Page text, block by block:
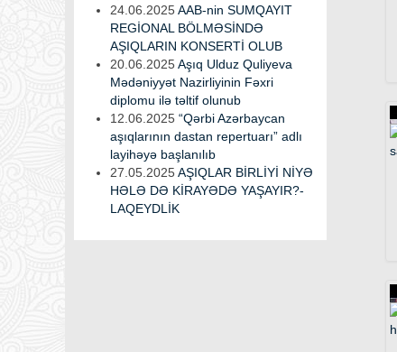
24.06.2025AAB-nin SUMQAYIT
REGİONAL BÖLMƏSİNDƏ
AŞIQLARIN KONSERTİ OLUB
20.06.2025Aşıq Ulduz Quliyeva
Mədəniyyət Nazirliyinin Fəxri
diplomu ilə təltif olunub
12.06.2025 “Qərbi Azərbaycan
aşıqlarının dastan repertuarı” adlı
layihəyə başlanılıb
27.05.2025AŞIQLAR BİRLİYİ NİYƏ
HƏLƏ DƏ KİRAYƏDƏ YAŞAYIR?-
LAQEYDLİK